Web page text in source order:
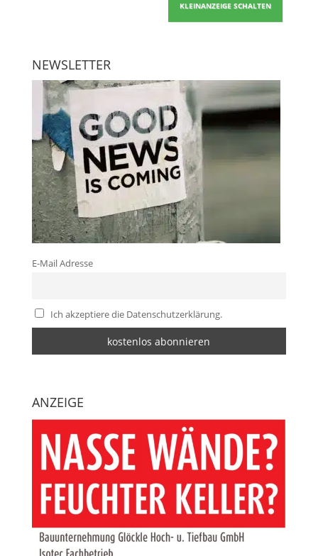
KLEINANZEIGE SCHALTEN
NEWSLETTER
E-Mail Adresse
Ich akzeptiere die Datenschutzerklärung.
ANZEIGE